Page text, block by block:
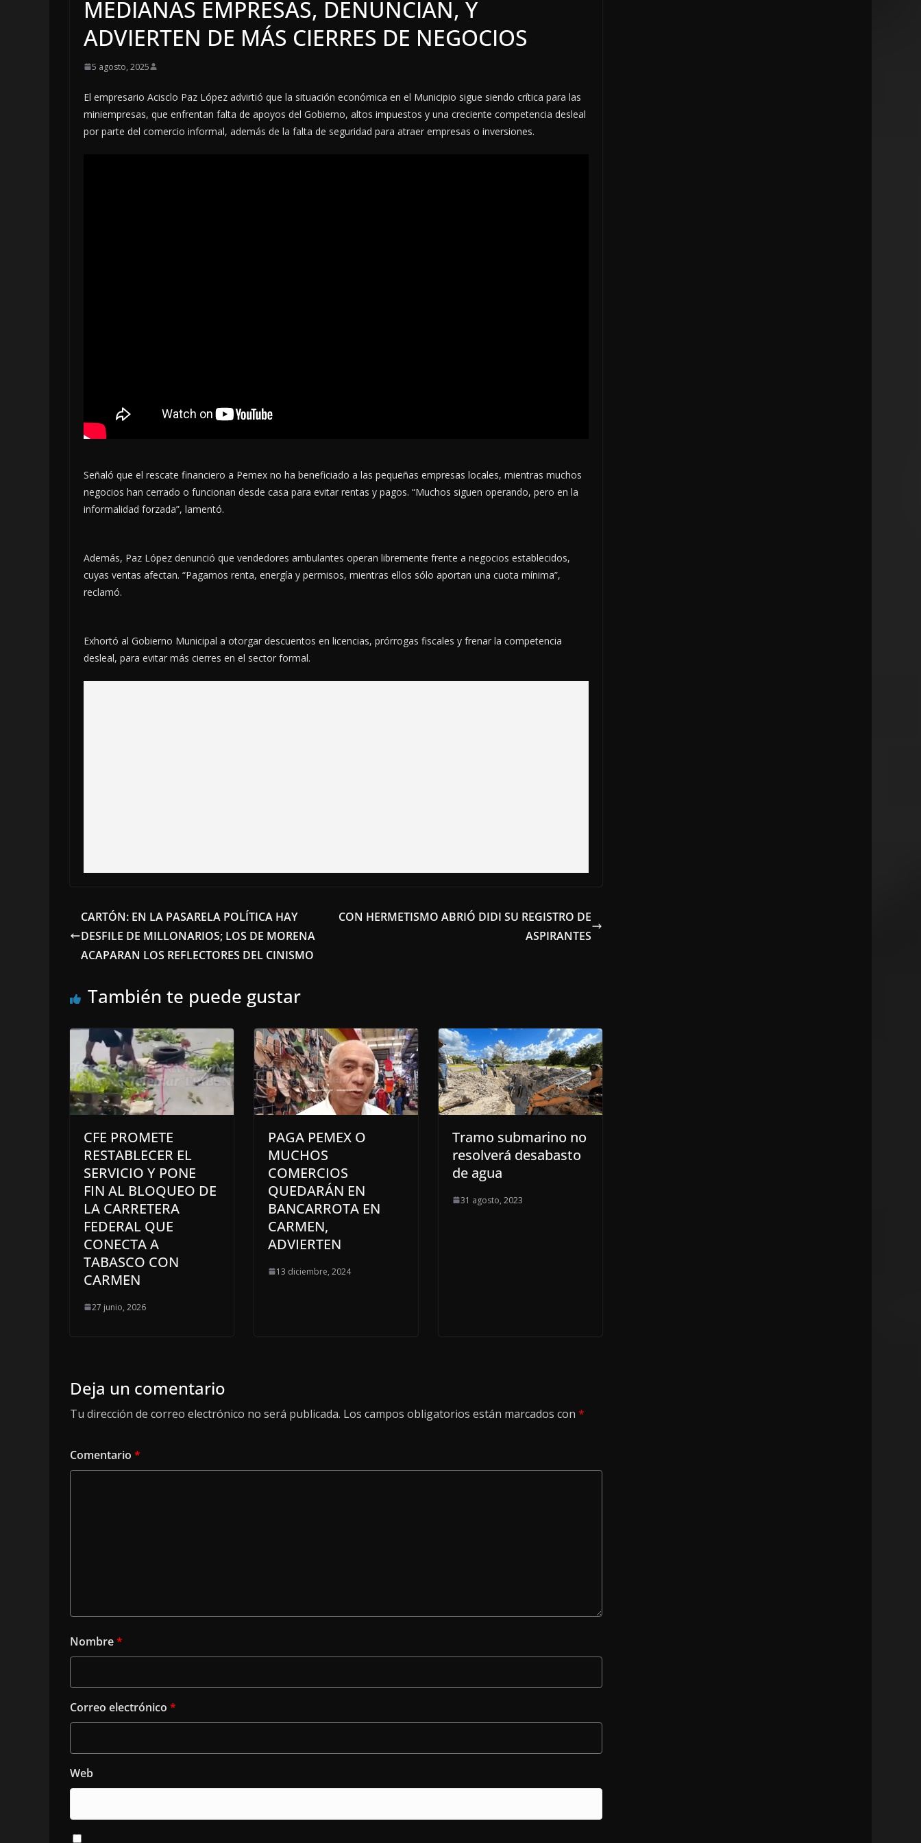
MEDIANAS EMPRESAS, DENUNCIAN, Y
ADVIERTEN DE MÁS CIERRES DE NEGOCIOS
5 agosto, 2025
El empresario Acisclo Paz López advirtió que la situación económica en el Municipio sigue siendo crítica para las
miniempresas, que enfrentan falta de apoyos del Gobierno, altos impuestos y una creciente competencia desleal
por parte del comercio informal, además de la falta de seguridad para atraer empresas o inversiones.
Señaló que el rescate financiero a Pemex no ha beneficiado a las pequeñas empresas locales, mientras muchos
negocios han cerrado o funcionan desde casa para evitar rentas y pagos. “Muchos siguen operando, pero en la
informalidad forzada”, lamentó.
Además, Paz López denunció que vendedores ambulantes operan libremente frente a negocios establecidos,
cuyas ventas afectan. “Pagamos renta, energía y permisos, mientras ellos sólo aportan una cuota mínima”,
reclamó.
Exhortó al Gobierno Municipal a otorgar descuentos en licencias, prórrogas fiscales y frenar la competencia
desleal, para evitar más cierres en el sector formal.
CARTÓN: EN LA PASARELA POLÍTICA HAY
DESFILE DE MILLONARIOS; LOS DE MORENA
ACAPARAN LOS REFLECTORES DEL CINISMO
CON HERMETISMO ABRIÓ DIDI SU REGISTRO DE
ASPIRANTES
También te puede gustar
CFE PROMETE
RESTABLECER EL
SERVICIO Y PONE
FIN AL BLOQUEO DE
LA CARRETERA
FEDERAL QUE
CONECTA A
TABASCO CON
CARMEN
27 junio, 2026
PAGA PEMEX O
MUCHOS
COMERCIOS
QUEDARÁN EN
BANCARROTA EN
CARMEN,
ADVIERTEN
13 diciembre, 2024
Tramo submarino no
resolverá desabasto
de agua
31 agosto, 2023
Deja un comentario
Tu dirección de correo electrónico no será publicada. Los campos obligatorios están marcados con *
Comentario *
Nombre*
Correo electrónico *
Web